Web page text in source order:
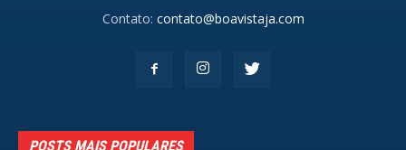
Contato: contato@boavistaja.com
POSTS MAIS POPULARES